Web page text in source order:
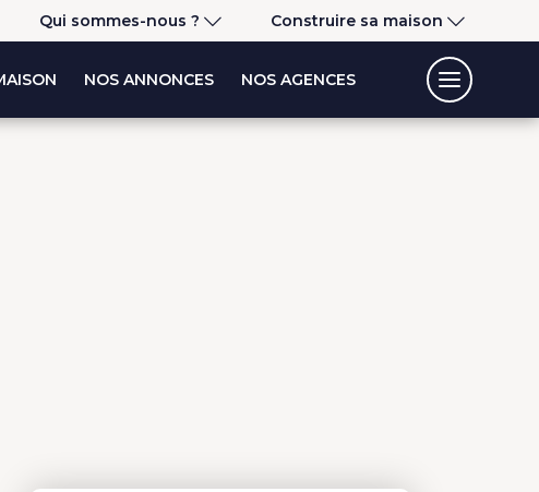
Qui sommes-nous ? Construire sa maison
NOS ANNONCES NOS AGENCES